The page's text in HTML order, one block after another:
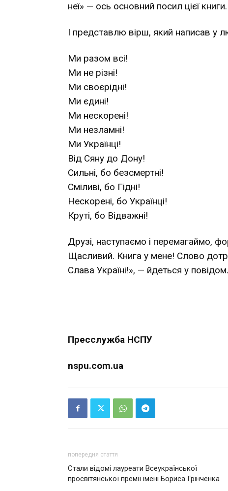
неї» — ось основний посил цієї книги.
І представлю вірш, який написав у
Ми разом всі!
Ми не різні!
Ми своєрідні!
Ми єдині!
Ми нескорені!
Ми незламні!
Ми Українці!
Від Сяну до Дону!
Сильні, бо безсмертні!
Сміливі, бо Гідні!
Нескорені, бо Українці!
Круті, бо Відважні!
Друзі, наступаємо і перемагаймо,
Щасливий. Книга у мене! Слово
Слава Україні!», — йдеться у
Пресслужба НСПУ
nspu.com.ua
попередня стаття
Стали відомі лауреати Всеукраїнської
просвітянської премії імені Бориса Грінченка